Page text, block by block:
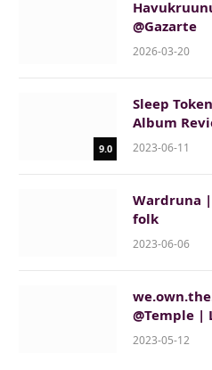
@Gazarte
2026-03-20
9.0
Sleep
Album
2023-06-11
Wardruna |
folk
2023-06-06
@Temple |
2023-05-12